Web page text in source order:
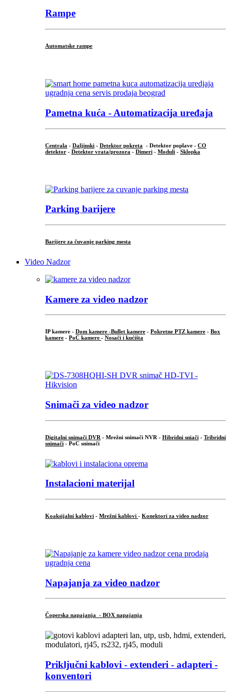
Rampe
Automatske rampe
Pametna kuća - Automatizacija uređaja
Centrala - Daljinski - Detektor pokreta - Detektor poplave - CO
detektor - Detektor vrata/prozora - Dimeri - Moduli - Sklopka
Parking barijere
Barijere za čuvanje parking mesta
Video Nadzor
Kamere za video nadzor
IP kamere - Dom kamere -Bullet kamere - Pokretne PTZ kamere - Box
kamere - PoC kamere - Nosači i kućišta
Snimači za video nadzor
Digitalni snimači DVR - Mrežni snimači NVR - Hibridni sniači - Tribridni
snimači - PoC snimači
Instalacioni materijal
Koaksijalni kablovi - Mrežni kablovi - Konektori za video nadzor
Napajanja za video nadzor
Čoperska napajanja - BOX napajanja
Priključni kablovi - extenderi - adapteri -
konventori